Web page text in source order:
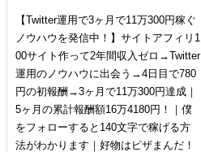
【Twitter運用で3ヶ月で11万300円稼ぐ
ノウハウを発信中！】サイトアフィリ1
00サイト作って2年間収入ゼロ→Twitter
運用のノウハウに出会う→4日目で780
円の初報酬→3ヶ月で11万300円達成｜
5ヶ月の累計報酬額16万4180円！｜僕
をフォローすると140文字で稼げる方
法がわかります｜好物はピザまんだ！